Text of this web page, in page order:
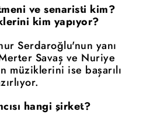
ve senaristi kim?
kim yapıyor?
Serdaroğlu'nun yanı
Savaş ve Nuriye
ise başarılı
hangi şirket?